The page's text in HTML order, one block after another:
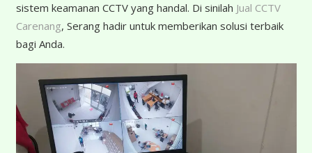
sistem keamanan CCTV yang handal. Di sinilah Jual CCTV
Carenang, Serang hadir untuk memberikan solusi terbaik
bagi Anda.